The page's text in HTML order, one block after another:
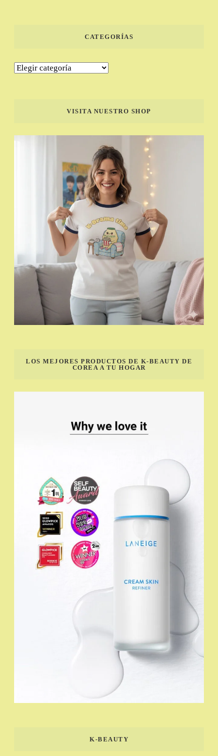
CATEGORÍAS
Categorías
VISITA NUESTRO SHOP
LOS MEJORES PRODUCTOS DE K-BEAUTY DE
COREA A TU HOGAR
K-BEAUTY